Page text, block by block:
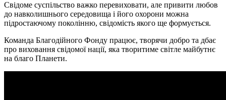
Свідоме суспільство важко перевиховати, але привити любов
до навколишнього середовища і його охорони можна
підростаючому поколінню, свідомість якого ще формується.
Команда Благодійного Фонду працює, творячи добро та дбає
про виховання свідомої нації, яка творитиме світле майбутнє
на благо Планети.